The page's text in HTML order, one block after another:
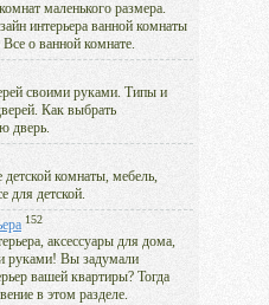
маленького размера.
интерьера ванной комнаты
о ванной комнате.
своими руками. Типы и
Как выбрать
дверь.
комнаты, мебель,
для детской.
152
аксессуары для дома,
руками! Вы задумали
вашей квартиры? Тогда
в этом разделе.